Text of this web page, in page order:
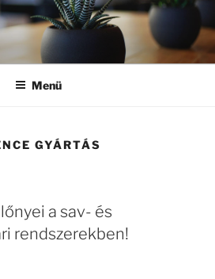
Menü
GYÁRTÁS
a sav- és
rendszerekben!